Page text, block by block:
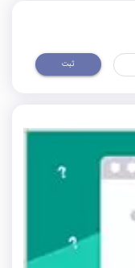
ثبت